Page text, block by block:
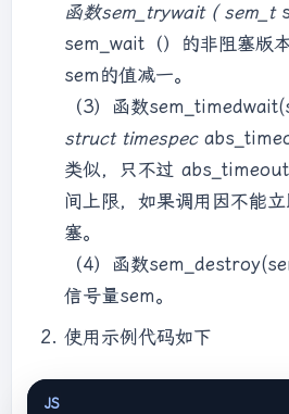
int product = rand() %
for(int i = 0; i <
{            p(semid
p(semid ,0);    //加锁
printf(" [生产者] 生产产
%d\n", semctl(semid, 2,
1);
v(semid, 2);    //生
0;  }   /* p操作 */
,int semNum)  {
sb.sem_num = semNum;
-1;        sb.sem_flg =
semop(semid, &sb,
*/    void v(int semid
struct sembuf sb;
函数sem_trywait ( sem_t
sem_wait（）的非阻塞版
sem的值减一。
（3）函数
struct timespec
类似，只不过
间上限，如果调用因不能
塞。
（4）函数
信号量sem。
使用示例代码如下
JS